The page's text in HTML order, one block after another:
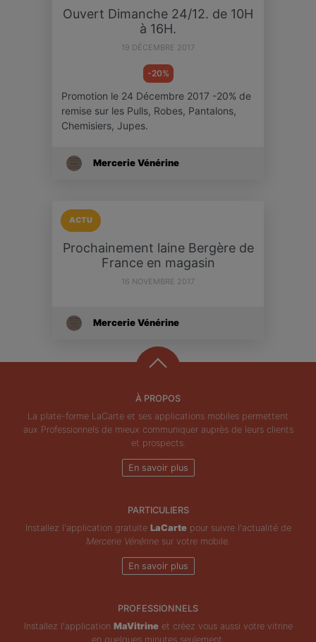
Ouvert Dimanche 24/12. de 10H
à 16H.
19 DÉCEMBRE 2017
-20%
Promotion le 24 Décembre 2017 -20% de
remise sur les Pulls, Robes, Pantalons,
Chemisiers, Jupes.
Mercerie Vénérine
ACTU
Prochainement laine Bergère de
France en magasin
16 NOVEMBRE 2017
Mercerie Vénérine
À PROPOS
La plate-forme LaCarte et ses applications mobiles permettent
aux Professionnels de mieux communiquer auprès de leurs clients
et prospects.
En savoir plus
PARTICULIERS
Installez l'application gratuite LaCartepour suivre l'actualité de
Mercerie Vénérine sur votre mobile.
En savoir plus
PROFESSIONNELS
Installez l'application MaVitrineet créez vous aussi votre vitrine
en quelques minutes seulement.